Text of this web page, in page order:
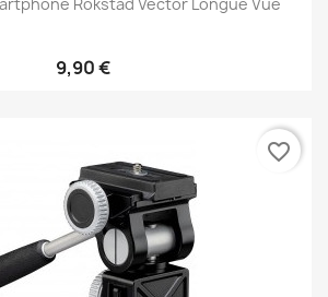
9,90 €
favorite_border